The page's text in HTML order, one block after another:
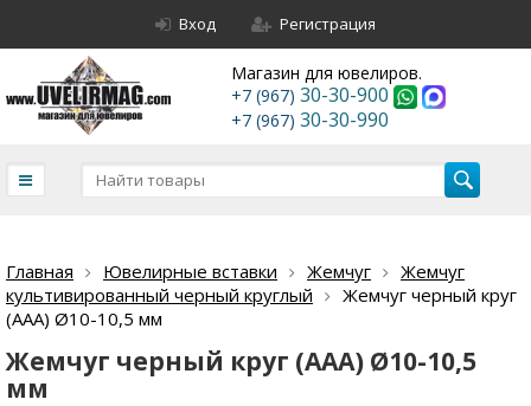
Вход Регистрация
Магазин для ювелиров.
+7 (967) 30-30-900
+7 (967) 30-30-990
Главная Ювелирные вставки Жемчуг
Жемчуг
культивированный черный круглый
Жемчуг черный круг
(ААА) Ø10-10,5 мм
Жемчуг черный круг (ААА) Ø10-10,5
мм